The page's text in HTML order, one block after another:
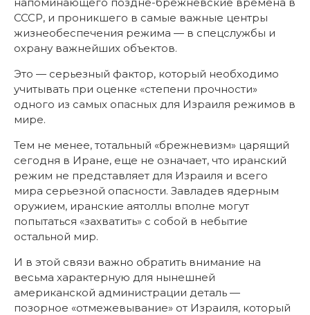
СССР, и проникшего в самые важные центры
жизнеобеспечения режима — в спецслужбы и
охрану важнейших объектов.
Это — серьезный фактор, который необходимо
учитывать при оценке «степени прочности»
одного из самых опасных для Израиля режимов в
мире.
Тем не менее, тотальный «брежневизм» царящий
сегодня в Иране, еще не означает, что иранский
режим не представляет для Израиля и всего
мира серьезной опасности. Завладев ядерным
оружием, иранские аятоллы вполне могут
попытаться «захватить» с собой в небытие
остальной мир.
И в этой связи важно обратить внимание на
весьма характерную для нынешней
американской администрации деталь —
позорное «отмежевывание» от Израиля, который